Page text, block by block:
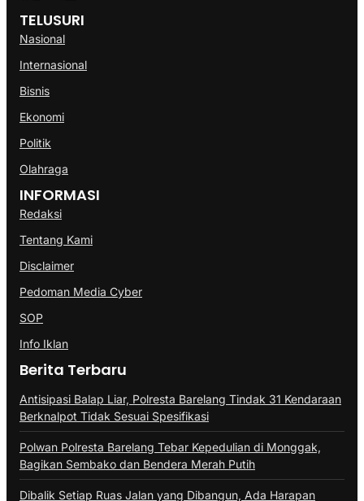
TELUSURI
Nasional
Internasional
Bisnis
Ekonomi
Politik
Olahraga
INFORMASI
Redaksi
Tentang Kami
Disclaimer
Pedoman Media Cyber
SOP
Info Iklan
Berita Terbaru
Antisipasi Balap Liar, Polresta Barelang Tindak 31 Kendaraan
Berknalpot Tidak Sesuai Spesifikasi
Polwan Polresta Barelang Tebar Kepedulian di Monggak,
Bagikan Sembako dan Bendera Merah Putih
Dibalik Setiap Ruas Jalan yang Dibangun, Ada Harapan